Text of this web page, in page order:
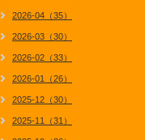
2026-04（35）
2026-03（30）
2026-02（33）
2026-01（26）
2025-12（30）
2025-11（31）